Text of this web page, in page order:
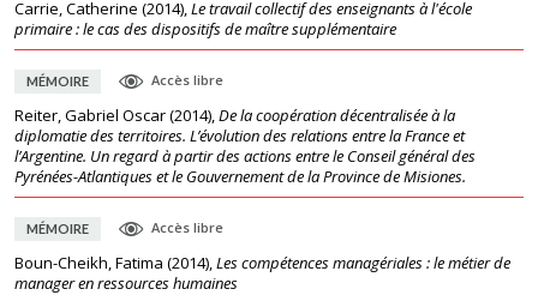
Carrie, Catherine (2014),Le travail collectif des enseignants à l'école
primaire : le cas des dispositifs de maître supplémentaire
MÉMOIRE Accès libre
Reiter, Gabriel Oscar(2014),De la coopération décentralisée à la
diplomatie des territoires. L’évolution des relations entre la France et
l’Argentine. Un regard à partir des actions entre le Conseil général des
Pyrénées-Atlantiques et le Gouvernement de la Province de Misiones.
MÉMOIRE Accès libre
Boun-Cheikh, Fatima (2014),Les compétences managériales : le métier de
manager en ressources humaines